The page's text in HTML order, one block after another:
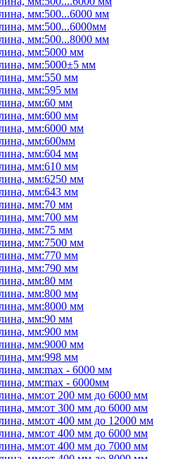
мм:500...6000 мм
мм:500...6000мм
мм:500...8000 мм
мм:5000 мм
мм:5000±5 мм
мм:550 мм
мм:595 мм
мм:60 мм
мм:600 мм
мм:6000 мм
мм:600мм
мм:604 мм
мм:610 мм
мм:6250 мм
мм:643 мм
мм:70 мм
мм:700 мм
мм:75 мм
мм:7500 мм
мм:770 мм
мм:790 мм
мм:80 мм
мм:800 мм
мм:8000 мм
мм:90 мм
мм:900 мм
мм:9000 мм
мм:998 мм
мм:max - 6000 мм
мм:max - 6000мм
мм:от 200 мм до 6000 мм
мм:от 300 мм до 6000 мм
мм:от 400 мм до 12000 мм
мм:от 400 мм до 6000 мм
мм:от 400 мм до 7000 мм